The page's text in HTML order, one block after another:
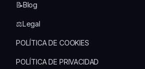
📝Blog
⚖️Legal
POLÍTICA DE COOKIES
POLÍTICA DE PRIVACIDAD